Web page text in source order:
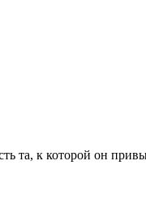
та, к которой он